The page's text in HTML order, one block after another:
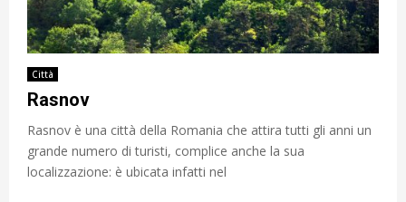
Città
Rasnov
Rasnov è una città della Romania che attira tutti gli anni un
grande numero di turisti, complice anche la sua
localizzazione: è ubicata infatti nel